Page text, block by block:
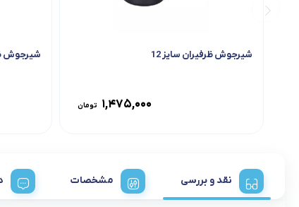
شیرجوش ظرفیران سایز 12
۱,۴۷۵,۰۰۰ تومان
شیرجوش
نقد و بررسی مشخصات